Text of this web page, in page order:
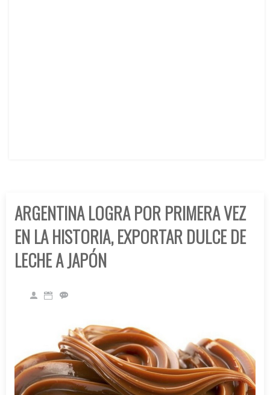
ARGENTINA LOGRA POR PRIMERA VEZ
EN LA HISTORIA, EXPORTAR DULCE DE
LECHE A JAPÓN